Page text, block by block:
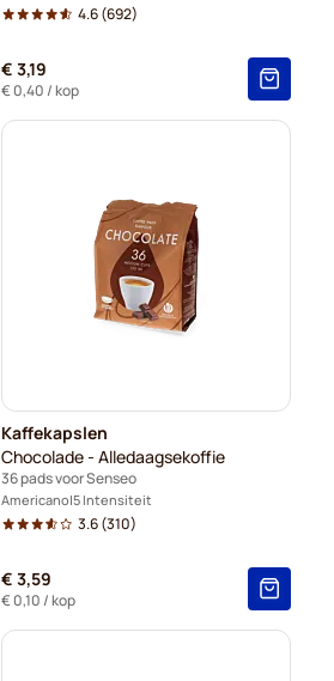
4.6(692)
€ 3,19
€ 0,40 / kop
Kaffekapslen
Chocolade - Alledaagsekoffie
36 pads voor Senseo
Americano 5 Intensiteit
3.6(310)
€ 3,59
€ 0,10 / kop